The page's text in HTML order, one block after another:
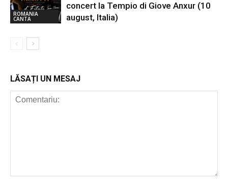
ROMANIA
CANTA
concert la Tempio di Giove Anxur (10
august, Italia)
LĂSAȚI UN MESAJ